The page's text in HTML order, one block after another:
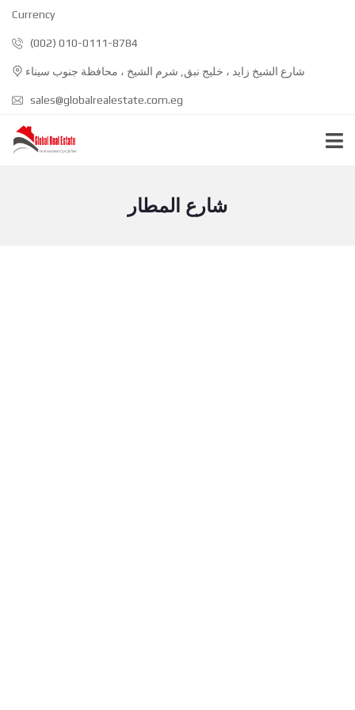
Currency
(002) 010-0111-8784
شارع الشيخ زايد ، خليج نبق, شرم الشيخ ، محافظة جنوب سيناء
sales@globalrealestate.com.eg
شارع المطار